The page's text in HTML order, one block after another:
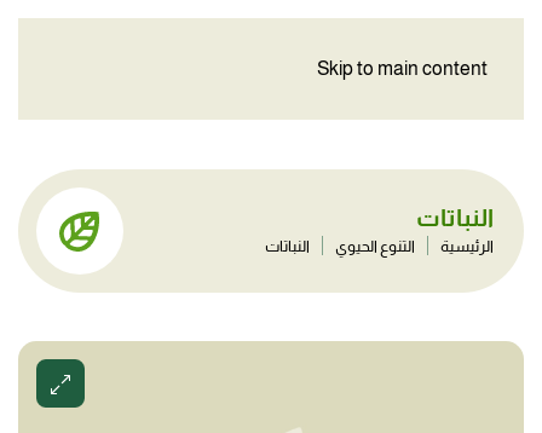
Skip to main content
النباتات
الرئيسية التنوع الحيوي النباتات